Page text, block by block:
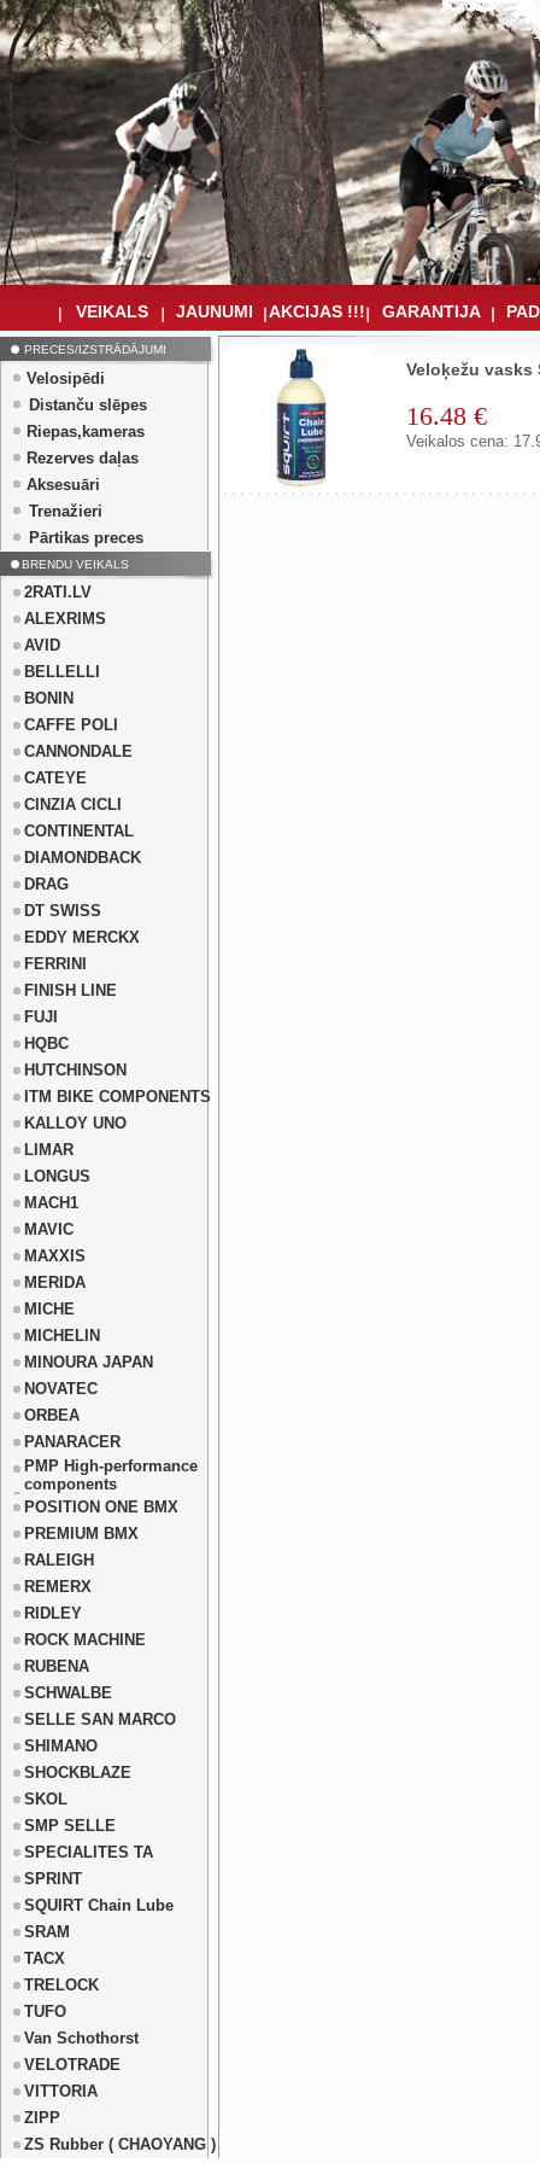
VEIKALS JAUNUMI AKCIJAS !!! GARANTIJA
PRECES/IZSTRĀDĀJUMI
Velosipēdi
Distanču slēpes
Riepas,kameras
Rezerves daļas
Aksesuāri
Trenažieri
Pārtikas preces
BRENDU VEIKALS
2RATI.LV
ALEXRIMS
AVID
BELLELLI
BONIN
CAFFE POLI
CANNONDALE
CATEYE
CINZIA CICLI
CONTINENTAL
DIAMONDBACK
DRAG
DT SWISS
EDDY MERCKX
FERRINI
FINISH LINE
FUJI
HQBC
HUTCHINSON
ITM BIKE COMPONENTS
KALLOY UNO
LIMAR
LONGUS
MACH1
MAVIC
MAXXIS
MERIDA
MICHE
MICHELIN
MINOURA JAPAN
NOVATEC
ORBEA
PANARACER
PMP High-performance
components
POSITION ONE BMX
PREMIUM BMX
RALEIGH
REMERX
RIDLEY
ROCK MACHINE
RUBENA
SCHWALBE
SELLE SAN MARCO
SHIMANO
SHOCKBLAZE
SKOL
SMP SELLE
SPECIALITES TA
SPRINT
SQUIRT Chain Lube
SRAM
TACX
TRELOCK
TUFO
Van Schothorst
VELOTRADE
VITTORIA
ZIPP
ZS Rubber ( CHAOYANG )
Veloķežu vasks
16.48 €
Veikalos cena: